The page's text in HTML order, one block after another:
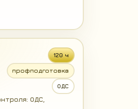
120 ч
профподготовка
ОДС
ОДС,